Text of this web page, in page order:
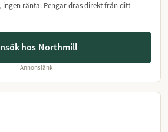
ränta. Pengar dras direkt från ditt
hos Northmill
Annonslänk